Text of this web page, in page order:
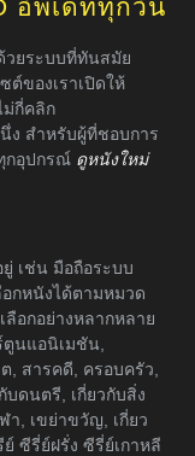
อัพเดททุกวัน
วยระบบที่ทันสมัย
ของเราเปิดให้
ม่กี่คลิก
ง สำหรับผู้ที่ชอบการ
กอุปกรณ์ ดูหนังใหม่
เช่น มือถือระบบ
กหนังได้ตามหมวด
ลือกอย่างหลากหลาย
นแอนิเมชัน,
สารคดี, ครอบครัว,
ดนตรี, เกี่ยวกับสิ่ง
า, เขย่าขวัญ, เกี่ยว
ซีรี่ย์ฝรั่ง ซีรี่ย์เกาหลี